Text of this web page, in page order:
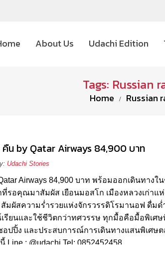
About Us Udachi Edition
Tags: Russian
Home Russian
น by Qatar Airways 84,900 บาท
Udachi Stories
Airways 84,900 บาท พร้อมออกเดินทาง
รอคุณมาสัมผัส เยือนมอสโก เมืองหลวงเก่าแ
มผัสความร่ำรวยแห่งจักรวรรดิโรมานอฟ ดื่ม
เรียนและใช้ชีวิตกว่าทศวรรษ ทุกมื้อคือมื้อพิเ
ปปิ้ง และประสบการณ์การเดินทางแสนพิเศษต
: @udachi Tel: 0852452458